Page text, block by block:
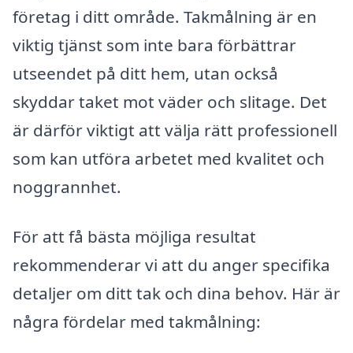
företag i ditt område. Takmålning är en
viktig tjänst som inte bara förbättrar
utseendet på ditt hem, utan också
skyddar taket mot väder och slitage. Det
är därför viktigt att välja rätt professionell
som kan utföra arbetet med kvalitet och
noggrannhet.
För att få bästa möjliga resultat
rekommenderar vi att du anger specifika
detaljer om ditt tak och dina behov. Här är
några fördelar med takmålning: